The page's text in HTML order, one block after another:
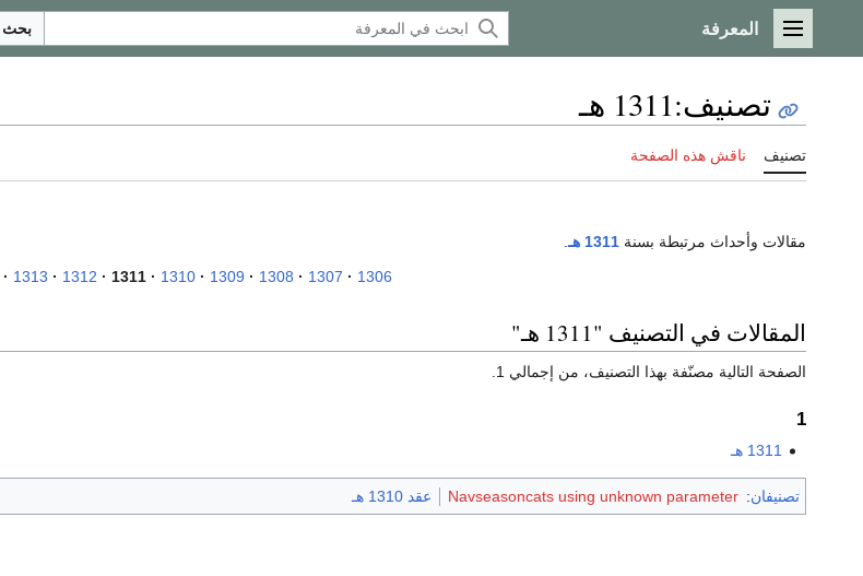
القائمة الرئيسية
المعرفة بحث
تصنيف:1311 هـ
تصنيف ناقش هذه الصفحة
مقالات وأحداث مرتبطة بسنة 1311 هـ
.
1306
1307
1308
1309
1310
1311
1312
1313
المقالات في التصنيف "1311 هـ"
الصفحة التالية مصنّفة بهذا التصنيف، من إجمالي 1.
1
1311 هـ
تصنيفان:
Navseasoncats using unknown parameter عقد 1310 هـ